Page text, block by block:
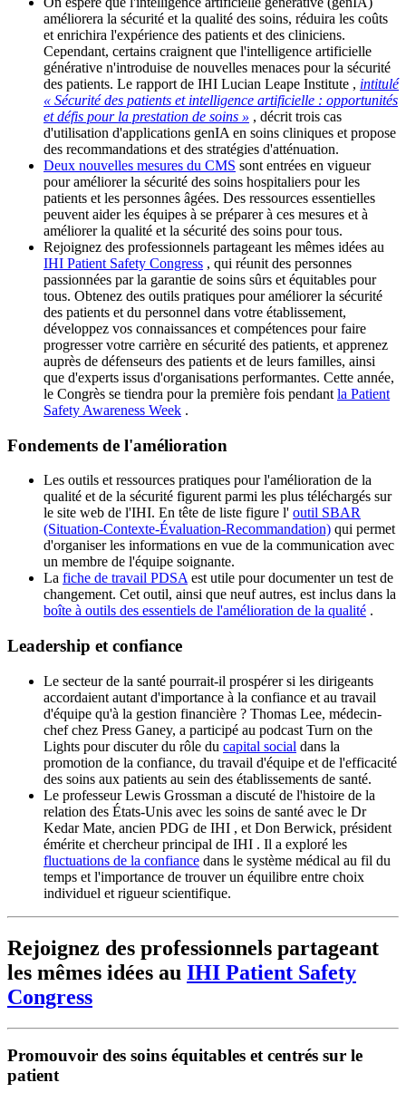
améliorera la sécurité et la qualité des soins, réduira les coûts
et enrichira l'expérience des patients et des cliniciens.
Cependant, certains craignent que l'intelligence artificielle
générative n'introduise de nouvelles menaces pour la sécurité
des patients. Le rapport de IHI Lucian Leape Institute , intitulé
« Sécurité des patients et intelligence artificielle : opportunités
et défis pour la prestation de soins » , décrit trois cas
d'utilisation d'applications genIA en soins cliniques et propose
des recommandations et des stratégies d'atténuation.
Deux nouvelles mesures du CMS sont entrées en vigueur
pour améliorer la sécurité des soins hospitaliers pour les
patients et les personnes âgées. Des ressources essentielles
peuvent aider les équipes à se préparer à ces mesures et à
améliorer la qualité et la sécurité des soins pour tous.
Rejoignez des professionnels partageant les mêmes idées au
IHI Patient Safety Congress , qui réunit des personnes
passionnées par la garantie de soins sûrs et équitables pour
tous. Obtenez des outils pratiques pour améliorer la sécurité
des patients et du personnel dans votre établissement,
développez vos connaissances et compétences pour faire
progresser votre carrière en sécurité des patients, et apprenez
auprès de défenseurs des patients et de leurs familles, ainsi
que d'experts issus d'organisations performantes. Cette année,
le Congrès se tiendra pour la première fois pendant la Patient
Safety Awareness Week .
Fondements de l'amélioration
Les outils et ressources pratiques pour l'amélioration de la
qualité et de la sécurité figurent parmi les plus téléchargés sur
le site web de l'IHI. En tête de liste figure l' outil SBAR
(Situation-Contexte-Évaluation-Recommandation) qui permet
d'organiser les informations en vue de la communication avec
un membre de l'équipe soignante.
La fiche de travail PDSA est utile pour documenter un test de
changement. Cet outil, ainsi que neuf autres, est inclus dans la
boîte à outils des essentiels de l'amélioration de la qualité .
Leadership et confiance
Le secteur de la santé pourrait-il prospérer si les dirigeants
accordaient autant d'importance à la confiance et au travail
d'équipe qu'à la gestion financière ? Thomas Lee, médecin-
chef chez Press Ganey, a participé au podcast Turn on the
Lights pour discuter du rôle du capital social dans la
promotion de la confiance, du travail d'équipe et de l'efficacité
des soins aux patients au sein des établissements de santé.
Le professeur Lewis Grossman a discuté de l'histoire de la
relation des États-Unis avec les soins de santé avec le Dr
Kedar Mate, ancien PDG de IHI , et Don Berwick, président
émérite et chercheur principal de IHI . Il a exploré les
fluctuations de la confiance dans le système médical au fil du
temps et l'importance de trouver un équilibre entre choix
individuel et rigueur scientifique.
Rejoignez des professionnels partageant
les mêmes idées au IHI Patient Safety
Congress
Promouvoir des soins équitables et centrés sur le
patient